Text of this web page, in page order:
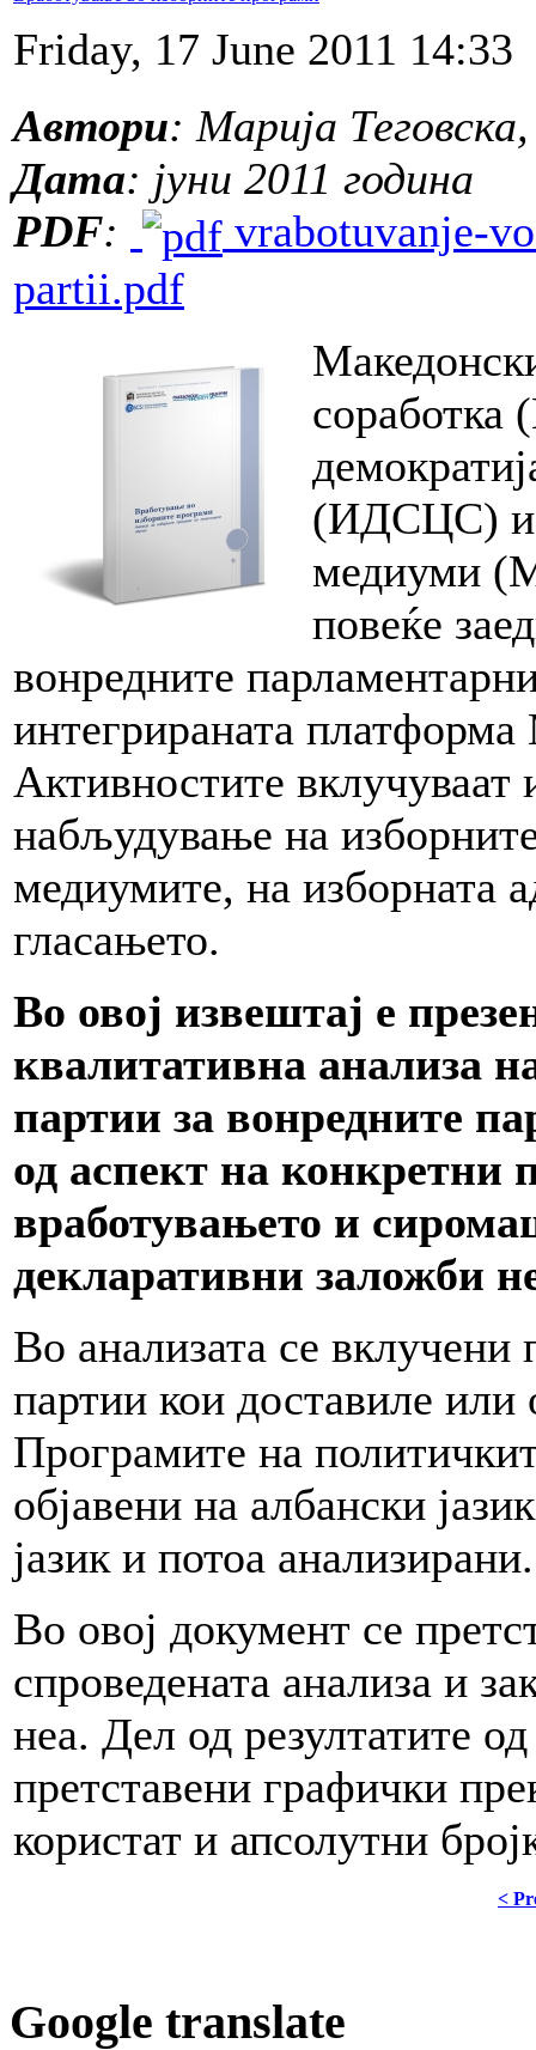
Friday, 17 June 2011 14:33
Автори: Марија
Дата: јуни 2011 година
PDF:
vrabotuvanje-
partii.pdf
(ИДСЦС) и
медиуми
повеќе
вонредните
интегрираната
Активностите
набљудување на
медиумите, на изборната
гласањето.
Во овој извештај е
квалитативна анализа
партии за вонредните
од аспект на конкретни
вработувањето и
декларативни заложби
Во анализата се
партии кои доставиле или
Програмите на
објавени на албански
јазик и потоа анализирани.
Во овој документ се
спроведената анализа и
неа. Дел од резултатите
претставени графички
користат и апсолутни
<
Google translate